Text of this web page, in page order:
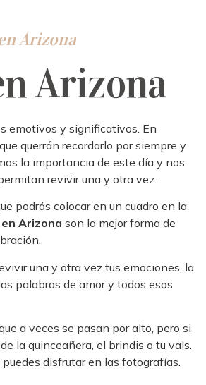
Arizona
Arizona
emotivos y significativos. En
querrán recordarlo por siempre y
la importancia de este día y nos
revivir una y otra vez.
podrás colocar en un cuadro en la
Arizona son la mejor forma de
una y otra vez tus emociones, la
palabras de amor y todos esos
a veces se pasan por alto, pero si
la quinceañera, el brindis o tu vals.
disfrutar en las fotografías.